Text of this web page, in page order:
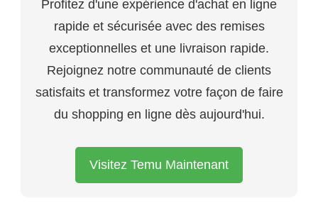
Profitez d'une expérience d'achat en ligne
rapide et sécurisée avec des remises
exceptionnelles et une livraison rapide.
Rejoignez notre communauté de clients
satisfaits et transformez votre façon de faire
du shopping en ligne dès aujourd'hui.
Visitez Temu Maintenant